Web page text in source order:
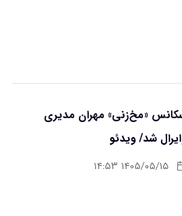
«مخ‌زنی» مهران مدیری
شد/ ویدئو
۱۴۰۵/۰۵/۱۵ ۱۴:۵۳